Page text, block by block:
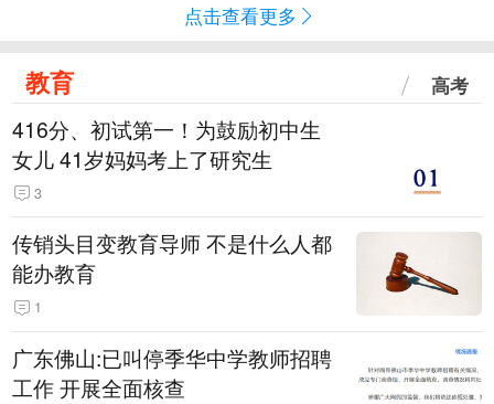
点击查看更多
教育 高考
416分、初试第一！为鼓励初中生
女儿 41岁妈妈考上了研究生
3
传销头目变教育导师 不是什么人都
能办教育
1
广东佛山:已叫停季华中学教师招聘
工作 开展全面核查